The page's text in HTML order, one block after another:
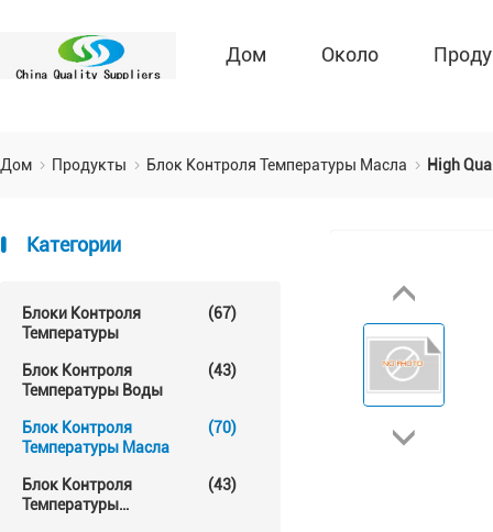
Дом Около
Дом Продукты Блок Контроля Температуры Масла High
Категории
Блоки Контроля
Температуры
(67)
Блок Контроля
Температуры Воды
(43)
Блок Контроля
Температуры Масла
(70)
Блок Контроля
Температуры
(43)